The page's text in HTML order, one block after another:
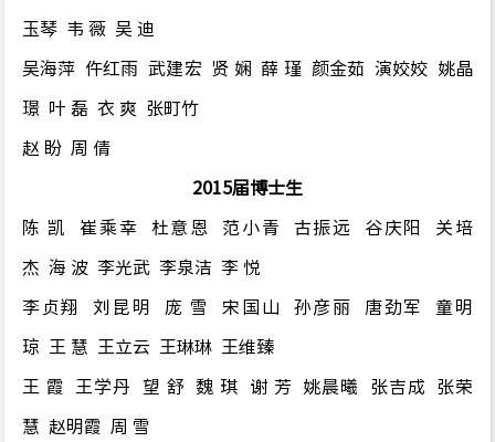
玉琴 韦 薇 吴 迪
吴海萍 仵红雨 武建宏 贤 娴 薛 瑾 颜金茹 演姣姣 姚晶
璟 叶 磊 衣 爽 张町竹
赵 盼 周 倩
2015届博士生
陈 凯 崔乘幸 杜意恩 范小青 古振远 谷庆阳 关培
杰 海 波 李光武 李泉洁 李 悦
李贞翔刘昆明 庞 雪 宋国山 孙彦丽 唐劲军 童明
琼 王 慧 王立云 王琳琳 王维臻
王 霞 王学丹 望 舒 魏 琪 谢 芳 姚晨曦 张吉成 张荣
慧 赵明霞 周 雪